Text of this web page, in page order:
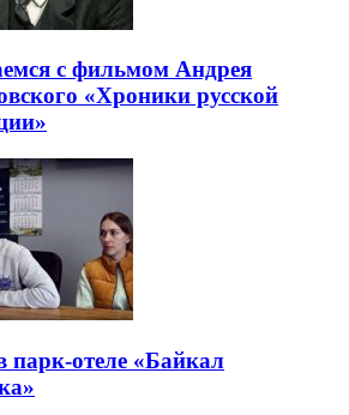
с фильмом Андрея
«Хроники русской
парк-отеле «Байкал